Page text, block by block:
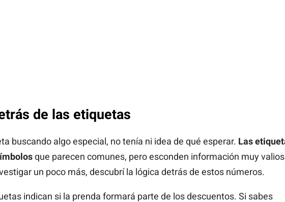
de las etiquetas
buscando algo especial, no tenía ni idea de qué esperar. Las
que parecen comunes, pero esconden información muy
un poco más, descubrí la lógica detrás de estos números.
indican si la prenda formará parte de los descuentos. Si sabes